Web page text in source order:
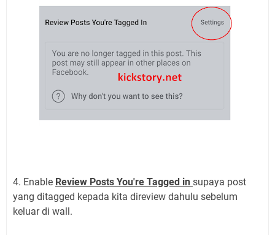
4. Enable Review Posts You're Tagged in supaya post
yang ditagged kepada kita direview dahulu sebelum
keluar di wall.